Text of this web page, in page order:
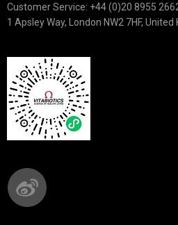
Customer Service: +44 (0)20 8955
1 Apsley Way, London NW2 7HF, United